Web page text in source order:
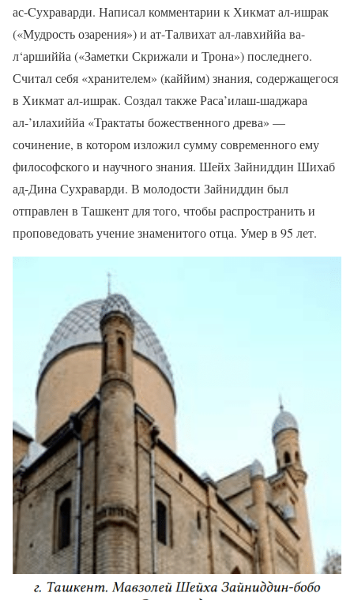
ас-Cухраварди. Написал комментарии к Хикмат ал-ишрак
(«Мудрость озарения») и ат-Талвихат ал-лавхиййа ва-
л‘аршиййа («Заметки Скрижали и Трона») последнего.
Считал себя «хранителем» (каййим) знания, содержащегося
в Хикмат ал-ишрак. Создал также Раса’илаш-шаджара
ал-’илахиййа «Трактаты божественного древа» —
сочинение, в котором изложил сумму современного ему
философского и научного знания. Шейх Зайниддин Шихаб
ад-Дина Сухраварди. В молодости Зайниддин был
отправлен в Ташкент для того, чтобы распространить и
проповедовать учение знаменитого отца. Умер в 95 лет.